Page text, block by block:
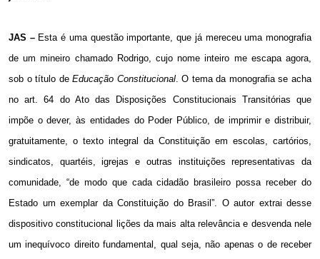
JAS –Esta é uma questão importante, que já mereceu uma monografia
de um mineiro chamado Rodrigo, cujo nome inteiro me escapa agora,
sob o título deEducação Constitucional. O tema da monografia se acha
no art. 64 do Ato das Disposições Constitucionais Transitórias que
impõe o dever, às entidades do Poder Público, de imprimir e distribuir,
gratuitamente, o texto integral da Constituição em escolas, cartórios,
sindicatos, quartéis, igrejas e outras instituições representativas da
comunidade, “de modo que cada cidadão brasileiro possa receber do
Estado um exemplar da Constituição do Brasil”. O autor extrai desse
dispositivo constitucional lições da mais alta relevância e desvenda nele
um inequívoco direito fundamental, qual seja, não apenas o de receber